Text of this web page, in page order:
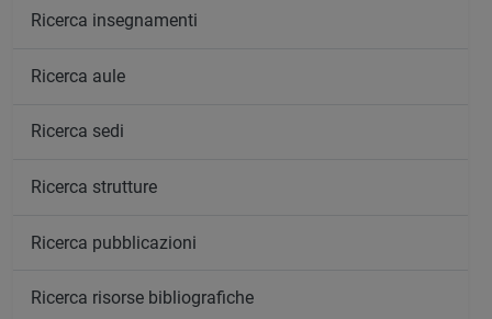
Ricerca insegnamenti
Ricerca aule
Ricerca sedi
Ricerca strutture
Ricerca pubblicazioni
Ricerca risorse bibliografiche